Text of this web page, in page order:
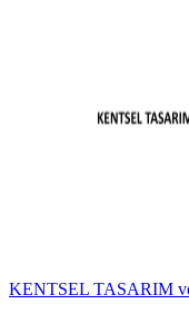
KENTSEL TASARIM